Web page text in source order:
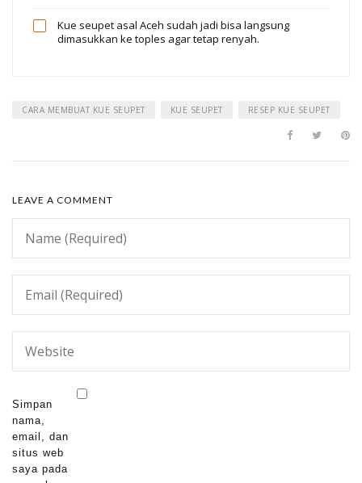
Kue seupet asal Aceh sudah jadi bisa langsung
dimasukkan ke toples agar tetap renyah.
CARA MEMBUAT KUE SEUPET KUE SEUPET RESEP KUE SEUPET
LEAVE A COMMENT
Simpan
nama,
email, dan
situs web
saya pada